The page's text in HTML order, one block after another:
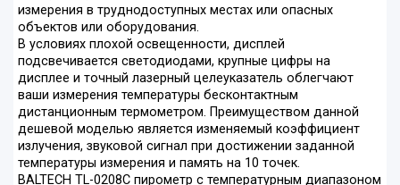
измерения в труднодоступных местах или опасных
объектов или оборудования.
В условиях плохой освещенности, дисплей
подсвечивается светодиодами, крупные цифры на
дисплее и точный лазерный целеуказатель облегчают
ваши измерения температуры бесконтактным
дистанционным термометром. Преимуществом данной
дешевой моделью является изменяемый коэффициент
излучения, звуковой сигнал при достижении заданной
температуры измерения и память на 10 точек.
BALTECH TL-0208С пирометр с температурным диапазоном